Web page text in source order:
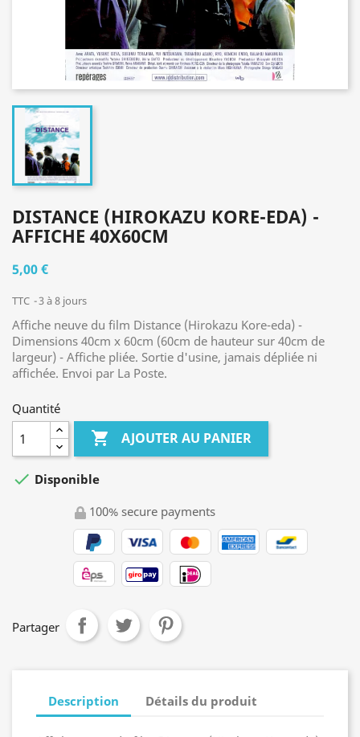
DISTANCE (HIROKAZU KORE-EDA) -
AFFICHE 40X60CM
5,00 €
TTC 3 à 8 jours
Affiche neuve du film Distance (Hirokazu Kore-eda) -
Dimensions 40cm x 60cm (60cm de hauteur sur 40cm de
largeur) - Affiche pliée. Sortie d'usine, jamais dépliée ni
affichée. Envoi par La Poste.
Quantité
 AJOUTER AU PANIER
 Disponible
100% secure payments
Partager
Description Détails du produit